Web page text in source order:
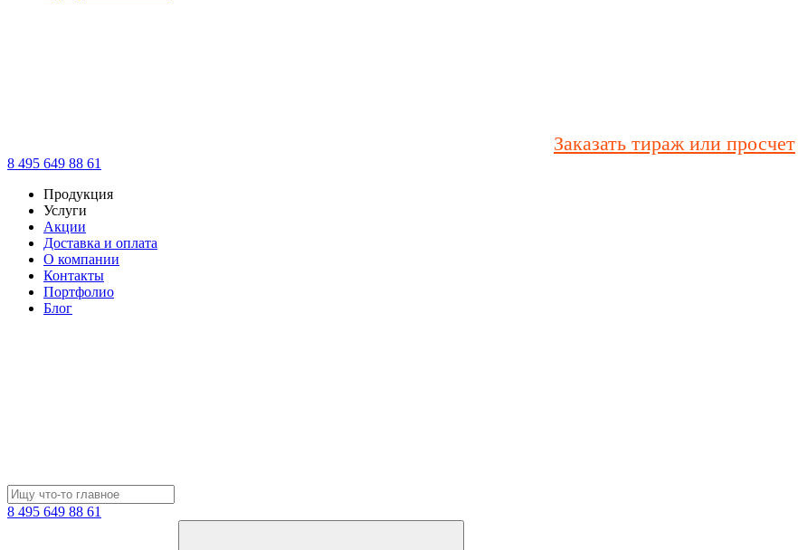
Заказать тираж или просчет
8 495 649 88 61
Продукция
Услуги
Акции
Доставка и оплата
О компании
Контакты
Портфолио
Блог
8 495 649 88 61